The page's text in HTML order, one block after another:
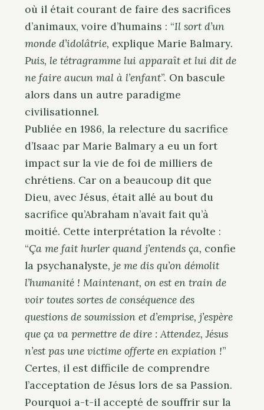
où il était courant de faire des sacrifices
d’animaux, voire d’humains : “Il sort d’un
monde d’idolâtrie, explique Marie Balmary.
Puis, le tétragramme lui apparaît et lui dit de
ne faire aucun mal à l’enfant”. On bascule
alors dans un autre paradigme
civilisationnel.
Publiée en 1986, la relecture du sacrifice
d’Isaac par Marie Balmary a eu un fort
impact sur la vie de foi de milliers de
chrétiens. Car on a beaucoup dit que
Dieu, avec Jésus, était allé au bout du
sacrifice qu’Abraham n’avait fait qu’à
moitié. Cette interprétation la révolte :
“Ça me fait hurler quand j’entends ça, confie
la psychanalyste, je me dis qu’on démolit
l’humanité ! Maintenant, on est en train de
voir toutes sortes de conséquence des
questions de soumission et d’emprise, j’espère
que ça va permettre de dire : Attendez, Jésus
n’est pas une victime offerte en expiation !”
Certes, il est difficile de comprendre
l’acceptation de Jésus lors de sa Passion.
Pourquoi a-t-il accepté de souffrir sur la